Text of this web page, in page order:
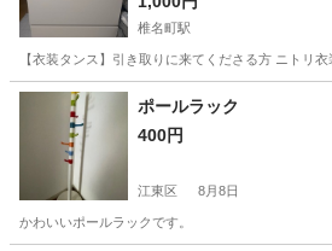
椎名町駅
【衣装タンス】引き取りに来てくださる方 ニト
東京 豊島区 椎名町駅
ポールラック
400円
江東区 8月8日
かわいいポールラックです。